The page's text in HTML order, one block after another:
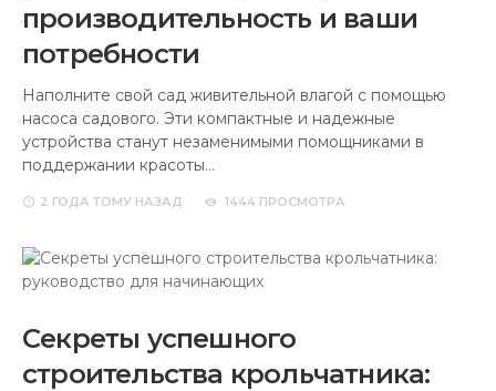
производительность и ваши
потребности
Наполните свой сад живительной влагой с помощью
насоса садового. Эти компактные и надежные
устройства станут незаменимыми помощниками в
поддержании красоты…
2 ГОДА ТОМУ НАЗАД 1444 ПРОСМОТРА
Секреты успешного
строительства крольчатника: